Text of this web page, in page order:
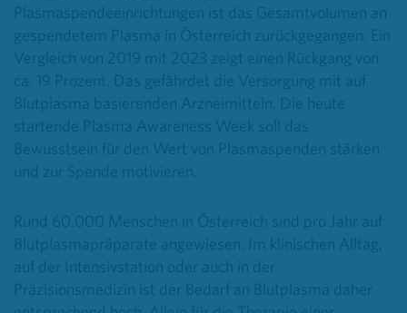
Plasmaspendeeinrichtungen ist das Gesamtvolumen an
gespendetem Plasma in Österreich zurückgegangen. Ein
Vergleich von 2019 mit 2023 zeigt einen Rückgang von
ca. 19 Prozent. Das gefährdet die Versorgung mit auf
Blutplasma basierenden Arzneimitteln. Die heute
startende Plasma Awareness Week soll das
Bewusstsein für den Wert von Plasmaspenden stärken
und zur Spende motivieren.
Rund 60.000 Menschen in Österreich sind pro Jahr auf
Blutplasmapräparate angewiesen. Im klinischen Alltag,
auf der Intensivstation oder auch in der
Präzisionsmedizin ist der Bedarf an Blutplasma daher